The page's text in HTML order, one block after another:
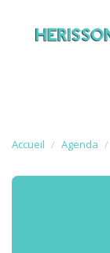
Accueil Agenda